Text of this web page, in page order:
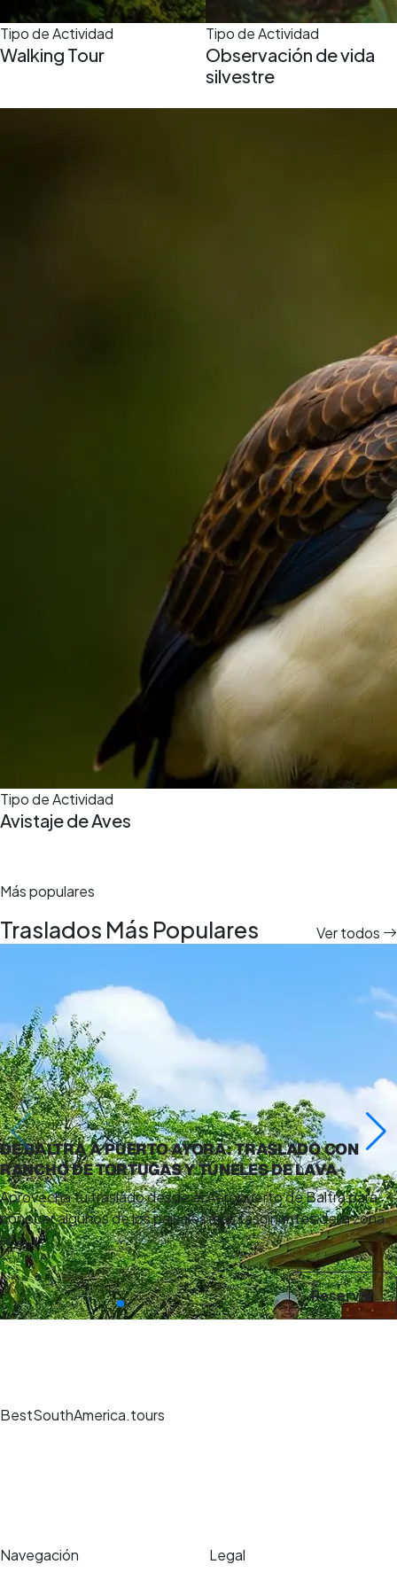
Tipo de Actividad
Walking Tour
Tipo de Actividad
Observación de vida
silvestre
Tipo de Actividad
Avistaje de Aves
Más populares
Traslados Más Populares Ver todos
DE BALTRA A PUERTO AYORA: TRASLADO CON
RANCHO DE TORTUGAS Y TÚNELES DE LAVA
Aprovecha tu traslado desde el Aeropuerto de Baltra para
conocer algunos de los paisajes más fascinantes de la zona
alta…
Reservar
BestSouthAmerica.tours
Navegación
Legal